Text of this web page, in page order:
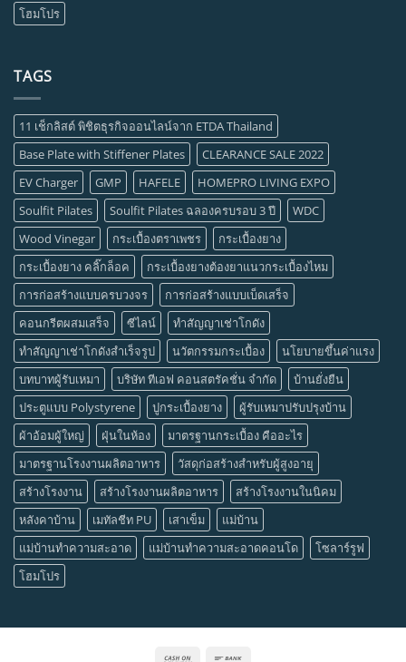
โฮมโปร
TAGS
11 เช็กลิสต์ พิชิตธุรกิจออนไลน์จาก ETDA Thailand
Base Plate with Stiffener Plates
CLEARANCE SALE 2022
EV Charger
GMP HAFELE
HOMEPRO LIVING EXPO
Soulfit Pilates
Soulfit Pilates ฉลองครบรอบ 3 ปี
WDC
Wood Vinegar
กระเบื้องตราเพชร
กระเบื้องยาง
กระเบื้องยาง คลิ๊กล็อค
กระเบื้องยางต้องยาแนวกระเบื้องไหม
การก่อสร้างแบบครบวงจร
การก่อสร้างแบบเบ็ดเสร็จ
คอนกรีตผสมเสร็จ
ซีไลน์
ทำสัญญาเช่าโกดัง
ทำสัญญาเช่าโกดังสำเร็จรูป
นวัตกรรมกระเบื้อง
นโยบายขึ้นค่าแรง
บทบาทผู้รับเหมา
บริษัท ทีเอฟ คอนสตรัคชั่น จำกัด
บ้านยั่งยืน
ประตูแบบ Polystyrene
ปูกระเบื้องยาง
ผู้รับเหมาปรับปรุงบ้าน
ผ้าอ้อมผู้ใหญ่
ฝุ่นในห้อง
มาตรฐานกระเบื้อง คืออะไร
มาตรฐานโรงงานผลิตอาหาร
วัสดุก่อสร้างสำหรับผู้สูงอายุ
สร้างโรงงาน
สร้างโรงงานผลิตอาหาร
สร้างโรงงานในนิคม
หลังคาบ้าน
เมทัลชีท PU เสาเข็ม
แม่บ้าน
แม่บ้านทำความสะอาด
แม่บ้านทำความสะอาดคอนโด
โซลาร์รูฟ
โฮมโปร